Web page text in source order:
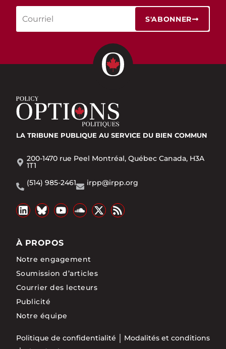
S'ABONNER
LA TRIBUNE PUBLIQUE AU SERVICE DU BIEN COMMUN
200-1470 rue Peel Montréal, Québec Canada, H3A
1T1
(514) 985-2461
irpp@irpp.org
À PROPOS
Notre engagement
Soumission d’articles
Courrier des lecteurs
Publicité
Notre équipe
Politique de confidentialité
Modalités et conditions